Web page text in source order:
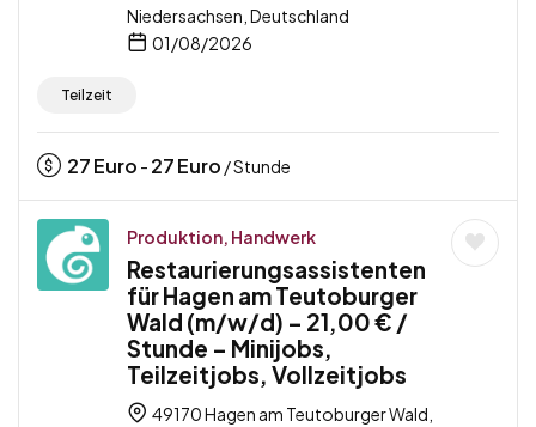
Niedersachsen, Deutschland
01/08/2026
Teilzeit
27Euro - 27Euro / Stunde
Produktion, Handwerk
Restaurierungsassistenten
für Hagen am Teutoburger
Wald (m/w/d) – 21,00 € /
Stunde – Minijobs,
Teilzeitjobs, Vollzeitjobs
49170 Hagen am Teutoburger Wald,